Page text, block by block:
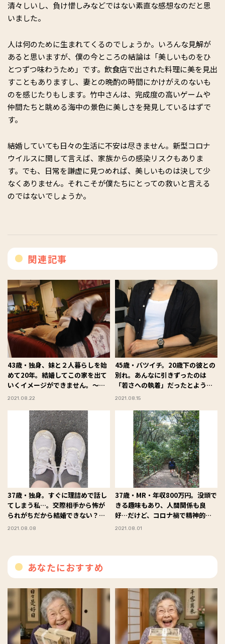
清々しいし、負け惜しみなどではない素直な感想なのだと思
いました。
人は何のために生まれてくるのでしょうか。いろんな見解が
あると思いますが、僕の今ところの結論は「美しいものをひ
とつずつ味わうため」です。飲食店で出された料理に美を見出
すこともありますし、妻との晩酌の時間にかけがえのないも
のを感じたりもします。竹中さんは、完成度の高いゲームや
仲間たちと眺める海中の景色に美しさを発見しているはずで
す。
結婚していても日々の生活に不安は尽きません。新型コロナ
ウイルスに関して言えば、家族からの感染リスクもありま
す。でも、日常を謙虚に見つめれば、美しいものは決して少
なくありません。それこそが僕たちにとっての救いと言える
のではないでしょうか。
関連記事
43歳・独身、妹と２人暮らしを始
めて20年。結婚してこの家を出て
いくイメージができません。～
私、ひとりでいてもイイですか？
2021.08.22
45歳・バツイチ。20歳下の彼との
別れ。あんなに引きずったのは
「若さへの執着」だったとようや
く気づきました～私、ひとりでい
2021.08.15
37歳・独身。すぐに理詰めで話し
てしまう私…。交際相手から怖が
られがちだから結婚できない？～
私、ひとりでいてもイイですか？
2021.08.08
37歳・MR・年収800万円。没頭で
きる趣味もあり、人間関係も良
好…だけど、コロナ禍で精神的に
まいってしまって…。～私、ひと
2021.08.01
あなたにおすすめ